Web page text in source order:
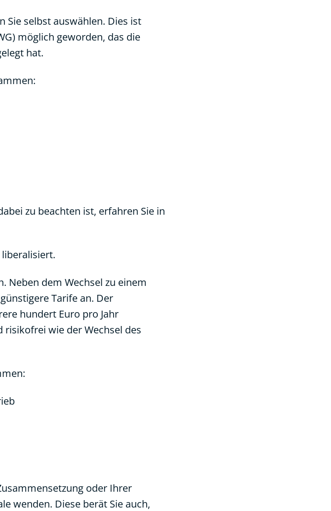
Sie selbst auswählen. Dies ist
möglich geworden, das die
hat.
zu beachten ist, erfahren Sie in
Neben dem Wechsel zu einem
Tarife an. Der
hundert Euro pro Jahr
risikofrei wie der Wechsel des
oder Ihrer
wenden. Diese berät Sie auch,